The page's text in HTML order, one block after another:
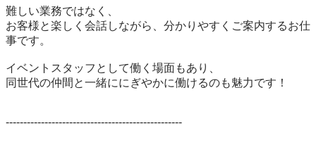
難しい業務ではなく、
お客様と楽しく会話しながら、分かりやすくご案内するお仕
事です。
イベントスタッフとして働く場面もあり、
同世代の仲間と一緒ににぎやかに働けるのも魅力です！
--------------------------------------------------